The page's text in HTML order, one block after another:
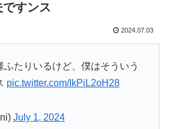
すンス
2024.07.03
たりいるけど、僕はそういう
pic.twitter.com/IkPiL2oH28
July 1, 2024